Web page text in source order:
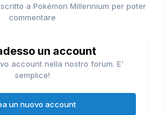
a Pokémon Millennium per poter
commentare
un account
account nella nostro forum. E'
semplice!
un nuovo account